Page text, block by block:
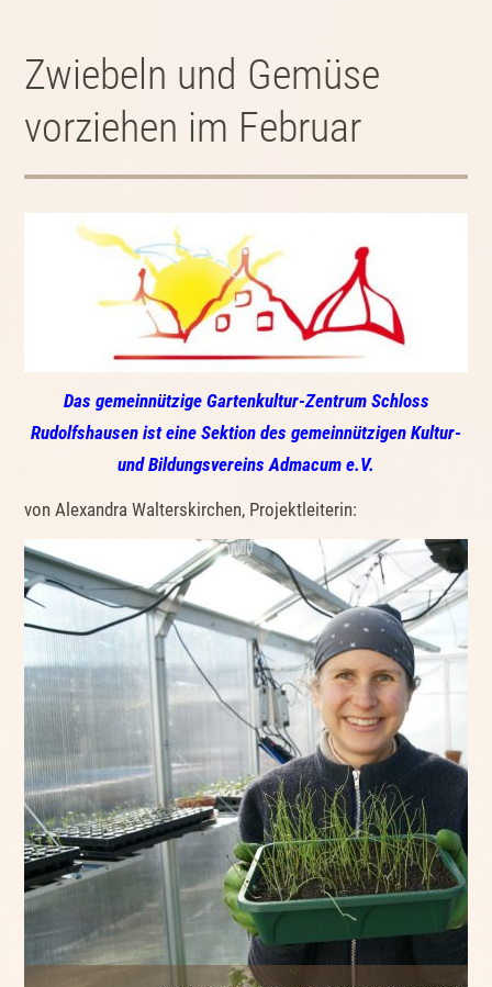
Zwiebeln und Gemüse
vorziehen im Februar
Das gemeinnützige Gartenkultur-Zentrum Schloss
Rudolfshausen ist eine Sektion des gemeinnützigen Kultur-
und BildungsvereinsAdmacum e.V.
von Alexandra Walterskirchen, Projektleiterin: